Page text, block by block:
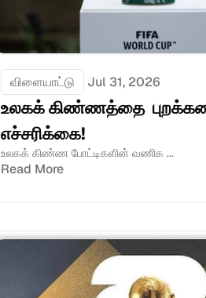
விளையாட்டு Jul 31, 2026
உலகக் கிண்ணத்தை
எச்சரிக்கை!
உலகக் கிண்ண போட்டிகளின் வணிக ...
Read More